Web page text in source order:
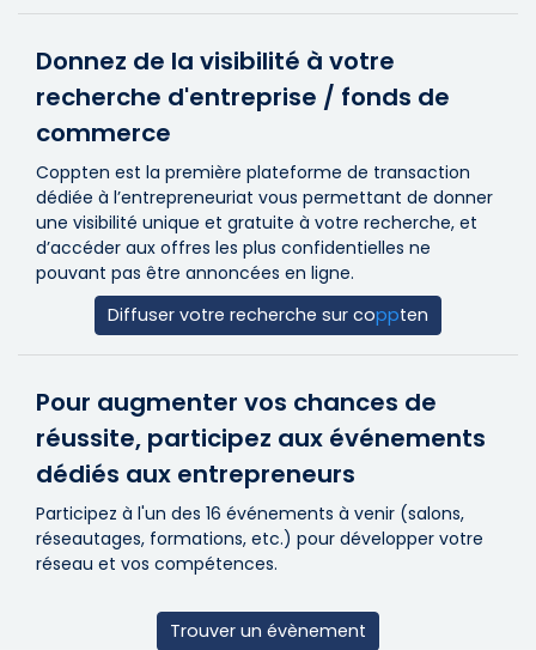
Donnez de la visibilité à votre
recherche d'entreprise / fonds de
commerce
Coppten est la première plateforme de transaction
dédiée à l’entrepreneuriat vous permettant de donner
une visibilité unique et gratuite à votre recherche, et
d’accéder aux offres les plus confidentielles ne
pouvant pas être annoncées en ligne.
Diffuser votre recherche sur coppten
Pour augmenter vos chances de
réussite, participez aux événements
dédiés aux entrepreneurs
Participez à l'un des 16 événements à venir (salons,
réseautages, formations, etc.) pour développer votre
réseau et vos compétences.
Trouver un évènement